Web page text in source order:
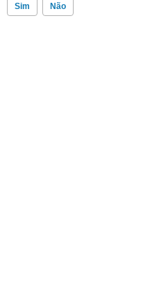
Sim Não